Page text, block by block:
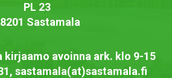
PL 23
Sastamala
kirjaamo avoinna ark. klo 9-15
sastamala(at)sastamala.fi